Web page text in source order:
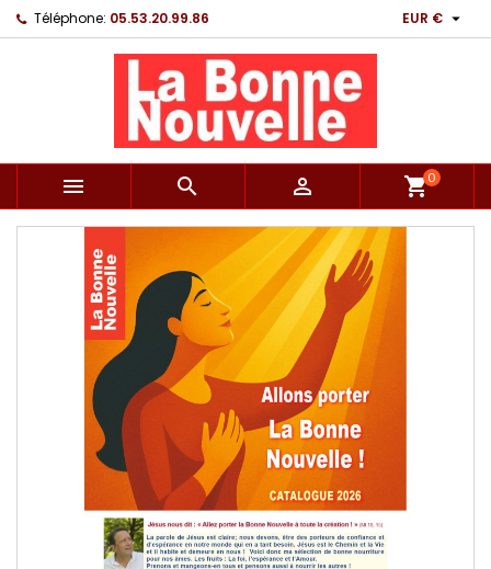
Téléphone: 05.53.20.99.86 EUR € 
   shopping_cart0